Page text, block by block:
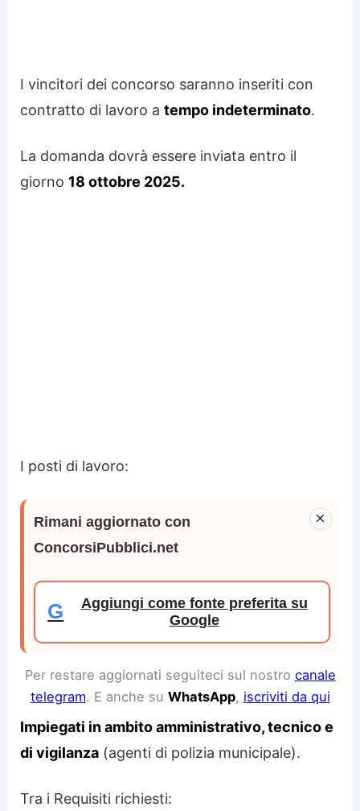
I vincitori dei concorso saranno inseriti con
contratto di lavoro atempo indeterminato.
La domanda dovrà essere inviata entro il
giorno 18 ottobre 2025.
I posti di lavoro:
×
Rimani aggiornato con
ConcorsiPubblici.net
G
Aggiungi come fonte preferita su
Google
Per restare aggiornati seguiteci sul nostro canale
telegram. E anche su WhatsApp, iscriviti da qui
Impiegati in ambito amministrativo, tecnico e
di vigilanza (agenti di polizia municipale).
Tra i Requisiti richiesti: